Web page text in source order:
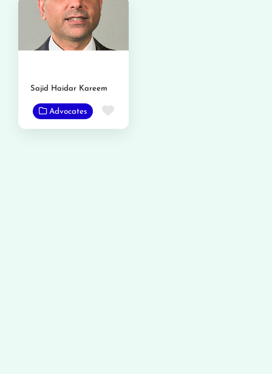
Sajid Haidar Kareem
Advocates Favorite